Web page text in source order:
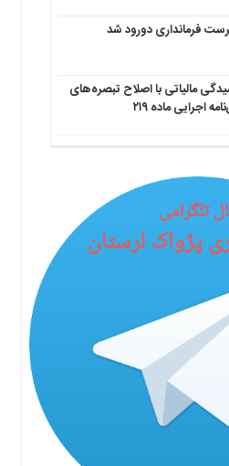
فرمانداری دورود شد
مالیاتی با اصلاح تبصره‌های